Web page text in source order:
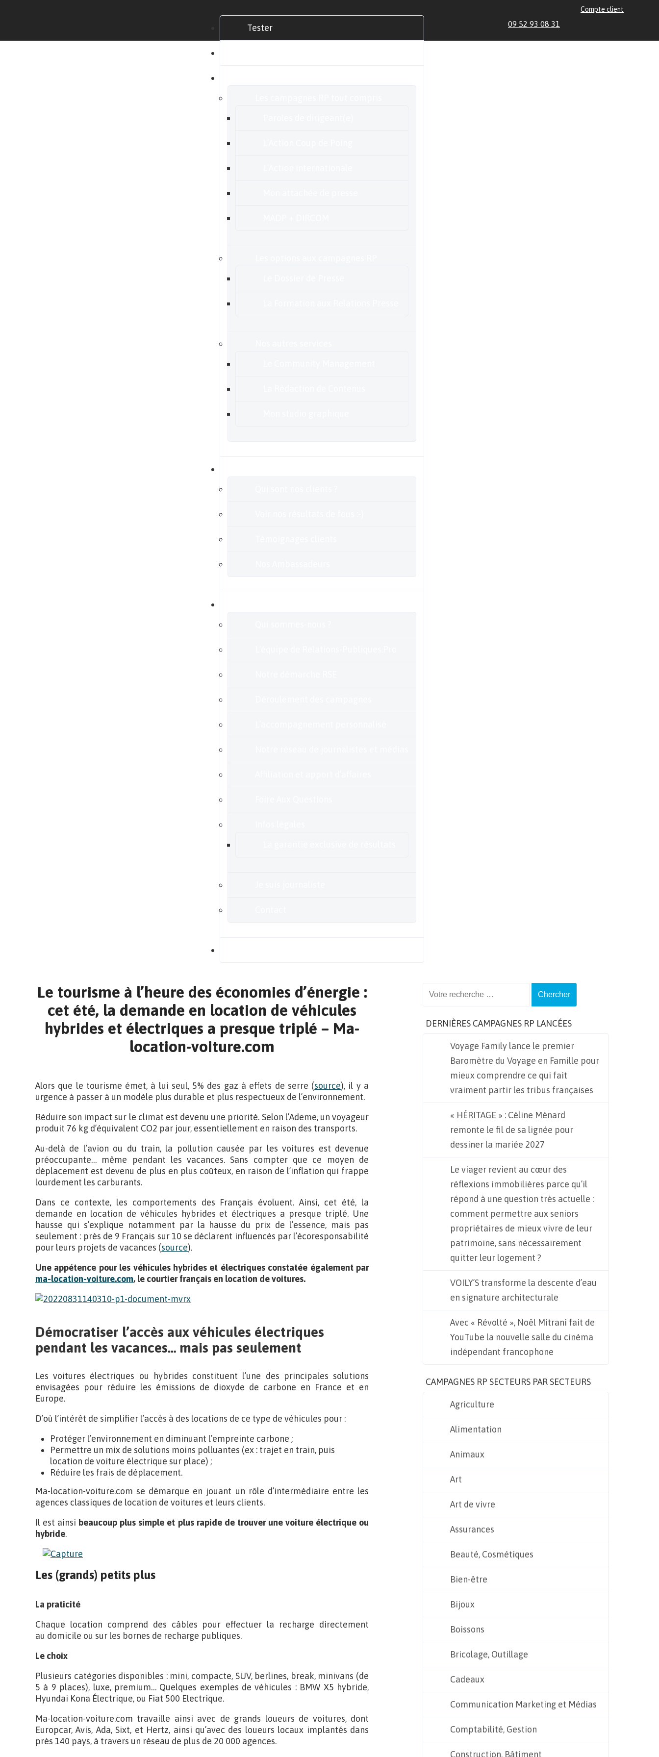
Tester
Compte client
09 52 93 08 31
Le tourisme à l’heure des économies d’énergie :
cet été, la demande en location de véhicules
hybrides et électriques a presque triplé – Ma-
location-voiture.com
Alors que le tourisme émet, à lui seul, 5% des gaz à effets de serre (source), il y a
urgence à passer à un modèle plus durable et plus respectueux de l’environnement.
Réduire son impact sur le climat est devenu une priorité. Selon l’Ademe, un voyageur
produit 76 kg d’équivalent CO2 par jour, essentiellement en raison des transports.
Au-delà de l’avion ou du train, la pollution causée par les voitures est devenue
préoccupante… même pendant les vacances. Sans compter que ce moyen de
déplacement est devenu de plus en plus coûteux, en raison de l’inflation qui frappe
lourdement les carburants.
Dans ce contexte, les comportements des Français évoluent. Ainsi, cet été, la
demande en location de véhicules hybrides et électriques a presque triplé. Une
hausse qui s’explique notamment par la hausse du prix de l’essence, mais pas
seulement : près de 9 Français sur 10 se déclarent influencés par l’écoresponsabilité
pour leurs projets de vacances (source).
Une appétence pour les véhicules hybrides et électriques constatée également par
ma-location-voiture.com, le courtier français en location de voitures.
Démocratiser l’accès aux véhicules électriques
pendant les vacances… mais pas seulement
Les voitures électriques ou hybrides constituent l’une des principales solutions
envisagées pour réduire les émissions de dioxyde de carbone en France et en
Europe.
D’où l’intérêt de simplifier l’accès à des locations de ce type de véhicules pour :
Protéger l’environnement en diminuant l’empreinte carbone ;
Permettre un mix de solutions moins polluantes (ex : trajet en train, puis
location de voiture électrique sur place) ;
Réduire les frais de déplacement.
Ma-location-voiture.com se démarque en jouant un rôle d’intermédiaire entre les
agences classiques de location de voitures et leurs clients.
Il est ainsi beaucoup plus simple et plus rapide de trouver une voiture électrique ou
hybride.
Les (grands) petits plus
La praticité
Chaque location comprend des câbles pour effectuer la recharge directement
au domicile ou sur les bornes de recharge publiques.
Le choix
Plusieurs catégories disponibles : mini, compacte, SUV, berlines, break, minivans (de
5 à 9 places), luxe, premium… Quelques exemples de véhicules : BMW X5 hybride,
Hyundai Kona Électrique, ou Fiat 500 Electrique.
Ma-location-voiture.com travaille ainsi avec de grands loueurs de voitures, dont
Europcar, Avis, Ada, Sixt, et Hertz, ainsi qu’avec des loueurs locaux implantés dans
près 140 pays, à travers un réseau de plus de 20 000 agences.
DERNIÈRES CAMPAGNES RP LANCÉES
Voyage Family lance le premier
Baromètre du Voyage en Famille pour
mieux comprendre ce qui fait
vraiment partir les tribus françaises
« HÉRITAGE » : Céline Ménard
remonte le fil de sa lignée pour
dessiner la mariée 2027
Le viager revient au cœur des
réflexions immobilières parce qu’il
répond à une question très actuelle :
comment permettre aux seniors
propriétaires de mieux vivre de leur
patrimoine, sans nécessairement
quitter leur logement ?
VOILY’S transforme la descente d’eau
en signature architecturale
Avec « Révolté », Noël Mitrani fait de
YouTube la nouvelle salle du cinéma
indépendant francophone
CAMPAGNES RP SECTEURS PAR SECTEURS
Agriculture
Alimentation
Animaux
Art
Art de vivre
Assurances
Beauté, Cosmétiques
Bien-être
Bijoux
Boissons
Bricolage, Outillage
Cadeaux
Communication Marketing et Médias
Comptabilité, Gestion
Construction, Bâtiment